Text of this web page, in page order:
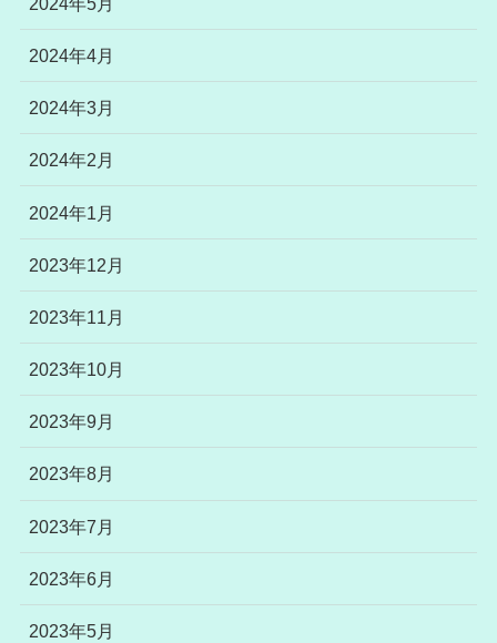
2024年4月
2024年3月
2024年2月
2024年1月
2023年12月
2023年11月
2023年10月
2023年9月
2023年8月
2023年7月
2023年6月
2023年5月